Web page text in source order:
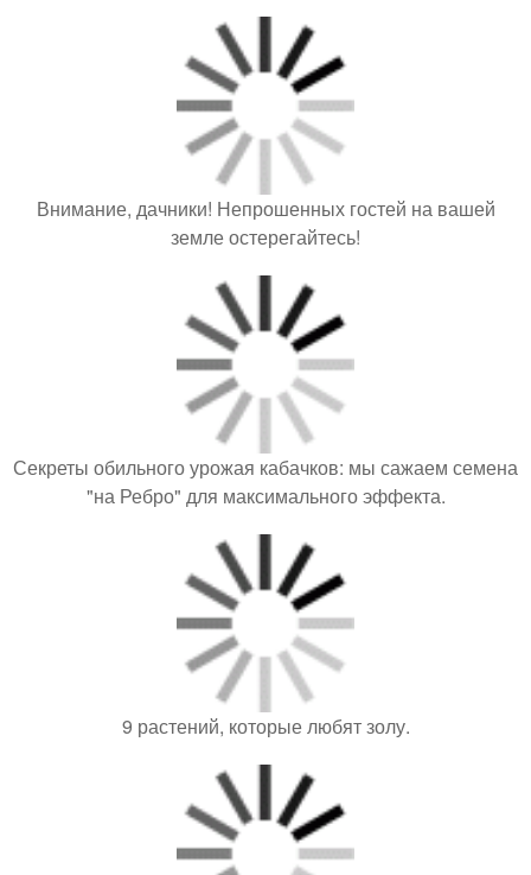
Внимание, дачники! Непрошенных гостей на вашей
земле остерегайтесь!
Секреты обильного урожая кабачков: мы сажаем семена
"на Ребро" для максимального эффекта.
9 растений, которые любят золу.